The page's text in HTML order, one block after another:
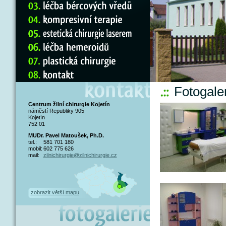
Centrum žilní chirurgie Kojetín
náměstí Republiky 905
Kojetín
752 01
MUDr. Pavel Matoušek, Ph.D.
tel.:
581 701 180
mobil: 602 775 626
mail:
zilnichirurgie@zilnichirurgie.cz
zobrazit větší mapu